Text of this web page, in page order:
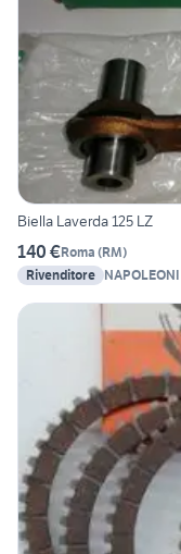
Biella Laverda 125 LZ
140 €Roma (RM)
Rivenditore